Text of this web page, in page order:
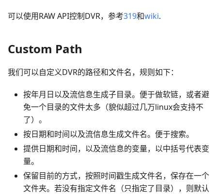
可以使用RAW API控制DVR，参考319和wiki.
Custom Path
我们可以自定义DVR的路径和文件名，规则如下：
按年月日以及流信息生成子目录。便于做软链，或者避
免一个目录的文件太多（貌似超过几万linux会支持不
了）。
按日期和时间以及流信息生成文件名。便于搜索。
提供日期和时间，以及流信息的变量，以中括号代表变
量。
保留目前的方式，按照时间戳生成文件名，保存在一个
文件夹。若没有指定文件名（只指定了目录），则默认